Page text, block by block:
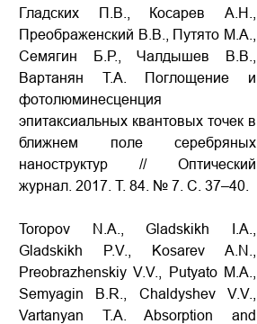
Гладских П.В., Косарев А.Н.,
Преображенский В.В., Путято М.А.,
Семягин Б.Р., Чалдышев В.В.,
Вартанян Т.А. Поглощение и
фотолюминесценция
эпитаксиальных квантовых точек в
ближнем поле серебряных
наноструктур // Оптический
журнал. 2017. Т. 84. № 7. С. 37–40.
Toropov N.A., Gladskikh I.A.,
Gladskikh P.V., Kosarev A.N.,
Preobrazhenskiy V.V., Putyato M.A.,
Semyagin B.R., Chaldyshev V.V.,
Vartanyan T.A. Absorption and